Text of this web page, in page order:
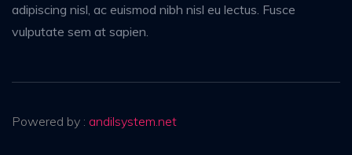
adipiscing nisl, ac euismod nibh nisl eu lectus. Fusce
vulputate sem at sapien.
Powered by : andilsystem.net